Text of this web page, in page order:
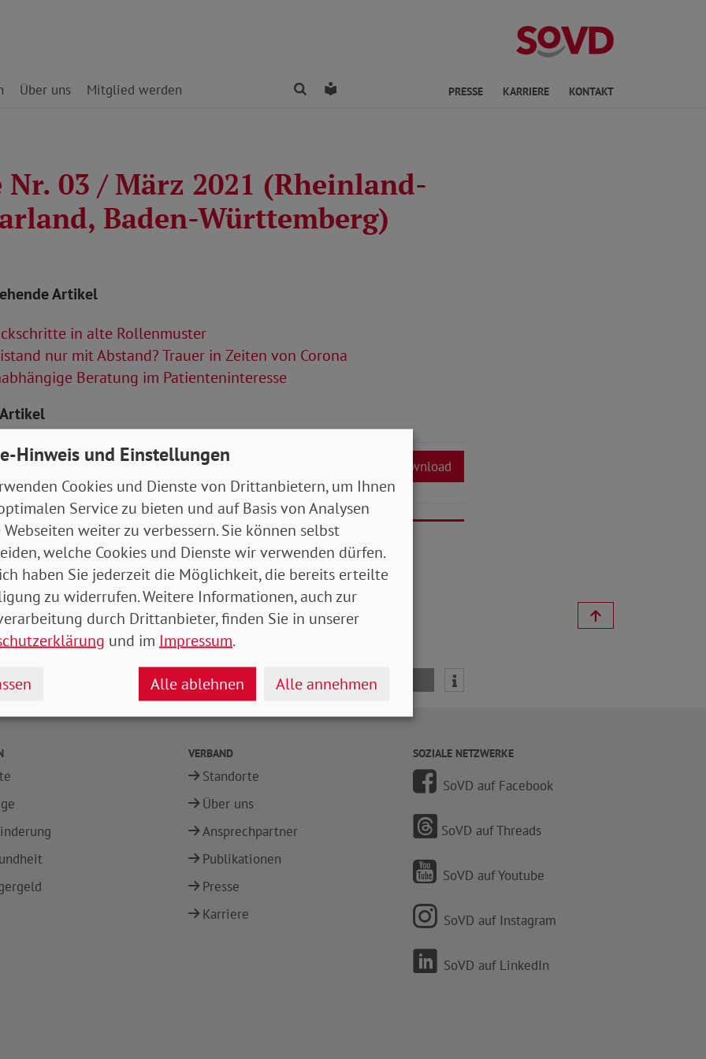
Über uns Mitglied werden FindenLeichte Sprache PRESSE KARRIERE KONTAKT
Nr. 03 / März 2021 (Rheinland-
Baden-Württemberg)
Artikel
in alte Rollenmuster
nur mit Abstand? Trauer in Zeiten von Corona
Beratung im Patienteninteresse
Pfalz_Saarland_Baden-
- 6 MB
Download
teilen tweet mail
VERBAND
Standorte
Über uns
Ansprechpartner
Publikationen
Presse
Karriere
SOZIALE NETZWERKE
SoVD auf Facebook
SoVD auf Threads
SoVD auf Youtube
SoVD auf Instagram
SoVD auf LinkedIn
Hinweis und Einstellungen
Cookies und Dienste von Drittanbietern, um Ihnen
Service zu bieten und auf Basis von Analysen
Webseiten weiter zu verbessern. Sie können selbst
welche Cookies und Dienste wir verwenden dürfen.
haben Sie jederzeit die Möglichkeit, die bereits erteilte
zu widerrufen. Weitere Informationen, auch zur
durch Drittanbieter, finden Sie in unserer
und im Impressum.
Alle ablehnen Alle annehmen